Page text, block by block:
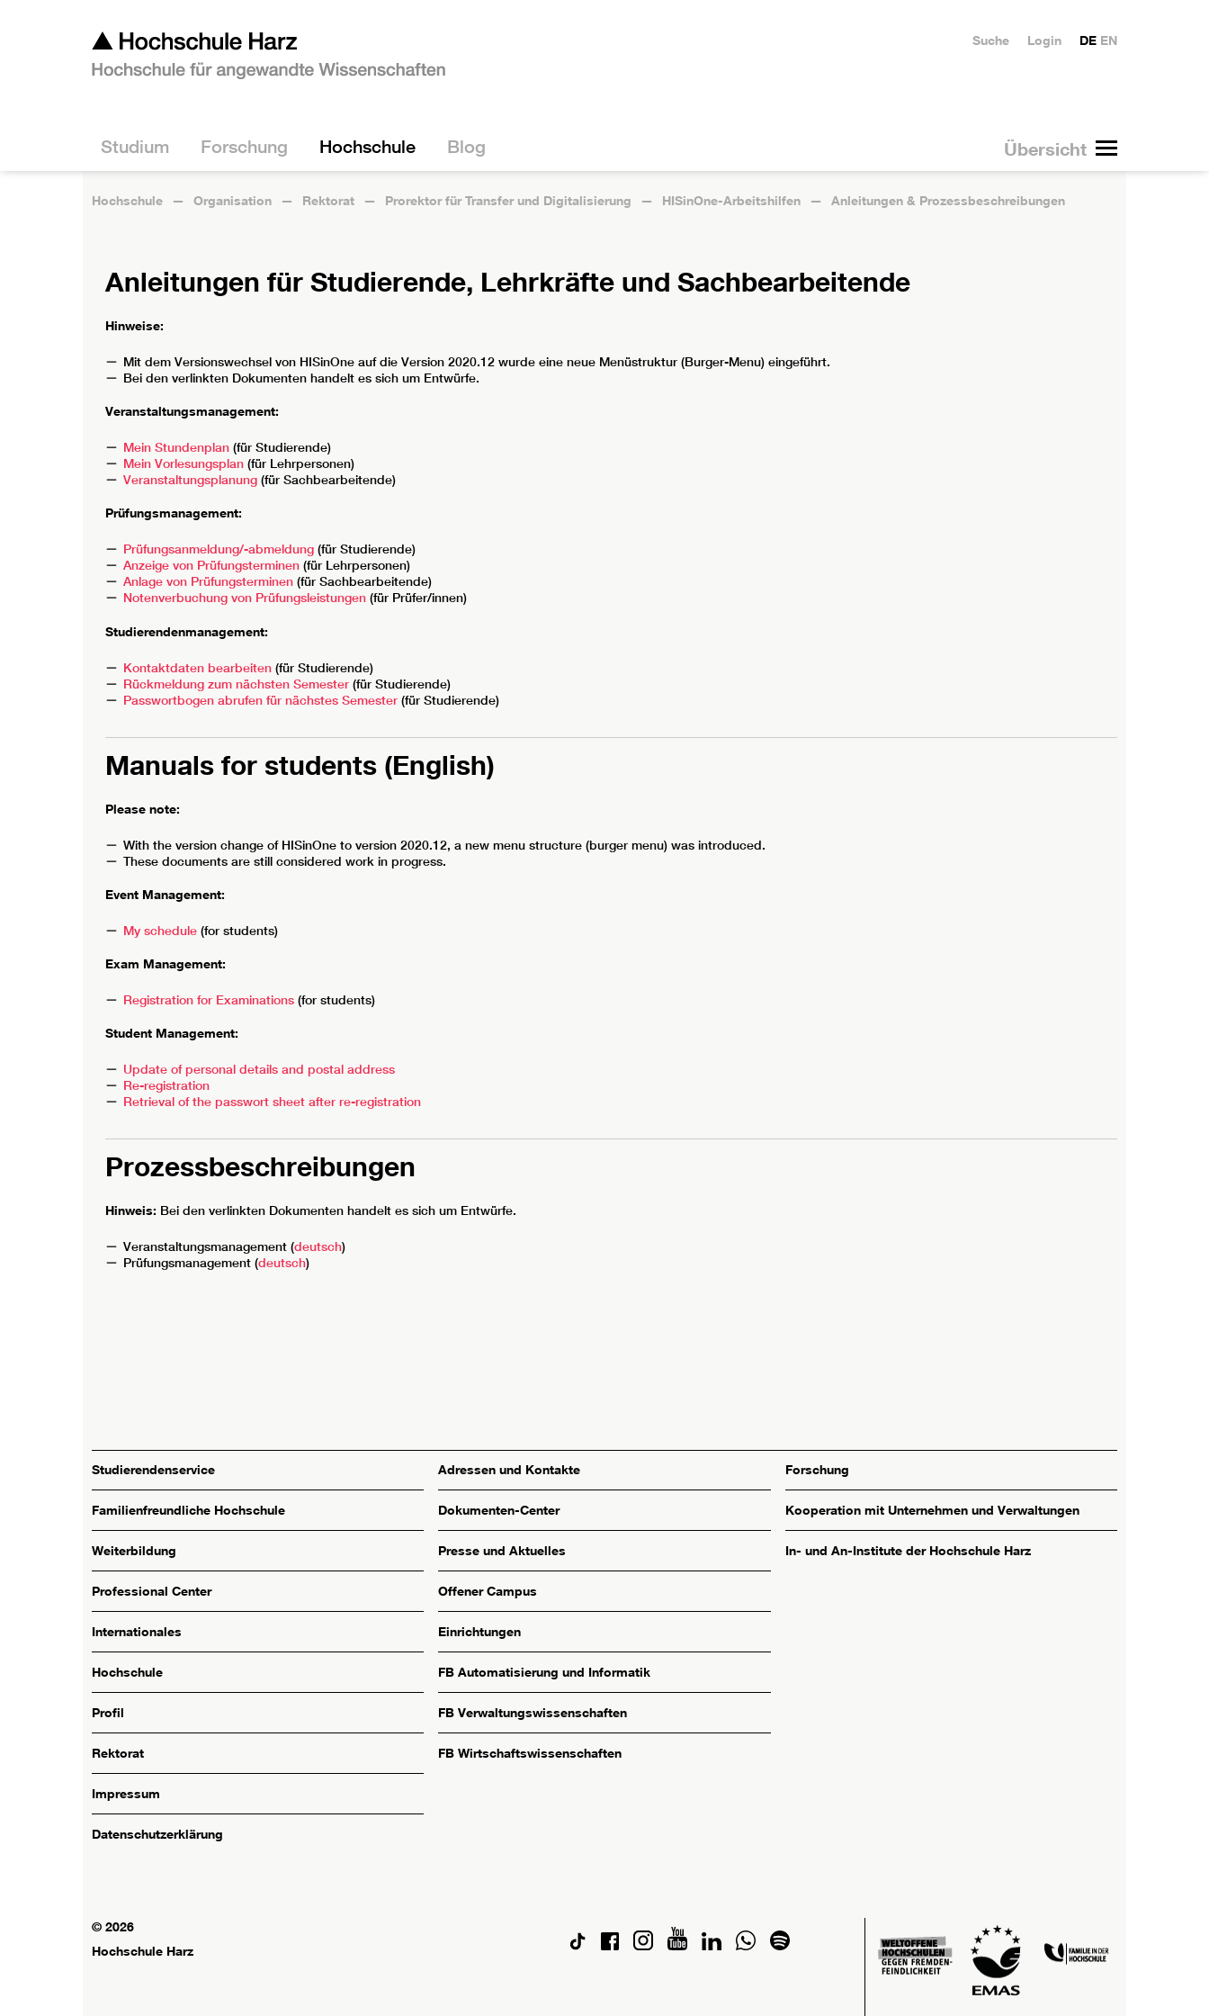
Übersicht
Studium Forschung Hochschule Blog
DE EN
Login
Suche
Hochschule Organisation Rektorat Prorektor für Transfer und Digitalisierung HISinOne-Arbeitshilfen Anleitungen & Prozessbeschreibungen
Anleitungen für Studierende, Lehrkräfte und Sachbearbeitende
Hinweise:
Mit dem Versionswechsel von HISinOne auf die Version 2020.12 wurde eine neue Menüstruktur (Burger-Menu) eingeführt.
Bei den verlinkten Dokumenten handelt es sich um Entwürfe.
Veranstaltungsmanagement:
Mein Stundenplan(für Studierende)
Mein Vorlesungsplan(für Lehrpersonen)
Veranstaltungsplanung(für Sachbearbeitende)
Prüfungsmanagement:
Prüfungsanmeldung/-abmeldung(für Studierende)
Anzeige von Prüfungsterminen(für Lehrpersonen)
Anlage von Prüfungsterminen(für Sachbearbeitende)
Notenverbuchung von Prüfungsleistungen(für Prüfer/innen)
Studierendenmanagement:
Kontaktdaten bearbeiten(für Studierende)
Rückmeldung zum nächsten Semester(für Studierende)
Passwortbogen abrufen für nächstes Semester(für Studierende)
Manuals for students (English)
Please note:
With the version change of HISinOne to version 2020.12, a new menu structure (burger menu) was introduced.
These documents are still considered work in progress.
Event Management:
My schedule(for students)
Exam Management:
Registration for Examinations(for students)
Student Management:
Update of personal details and postal address
Re-registration
Retrieval of the passwort sheet after re-registration
Prozessbeschreibungen
Hinweis: Bei den verlinkten Dokumenten handelt es sich um Entwürfe.
Veranstaltungsmanagement (deutsch)
Prüfungsmanagement (deutsch)
Studierendenservice
Familienfreundliche Hochschule
Weiterbildung
Professional Center
Internationales
Hochschule
Profil
Rektorat
Impressum
Datenschutzerklärung
Adressen und Kontakte
Dokumenten-Center
Presse und Aktuelles
Offener Campus
Einrichtungen
FB Automatisierung und Informatik
FB Verwaltungswissenschaften
FB Wirtschaftswissenschaften
Forschung
Kooperation mit Unternehmen und Verwaltungen
In- und An-Institute der Hochschule Harz
© 2026
Hochschule Harz